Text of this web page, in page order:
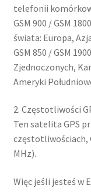
telefonii
GSM 900 / GSM
świata: Europa,
GSM 850 / GSM
Zjednoczonych,
Ameryki
2. Częstotliwości
Ten satelita GPS
częstotliwościach,
MHz).
Więc jeśli jesteś w